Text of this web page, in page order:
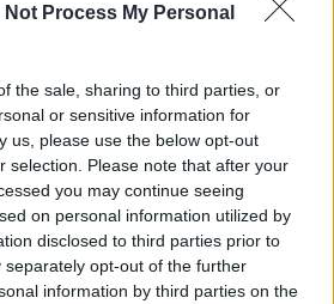
Not Process My Personal
the sale, sharing to third parties, or
or sensitive information for
us, please use the below opt-out
selection. Please note that after your
you may continue seeing
on personal information utilized by
disclosed to third parties prior to
separately opt-out of the further
information by third parties on the